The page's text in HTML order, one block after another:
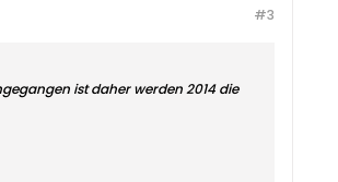
#3
ist daher werden 2014 die